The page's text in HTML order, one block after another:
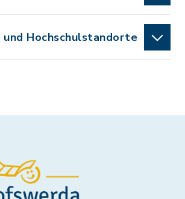
Hochschulstandorte